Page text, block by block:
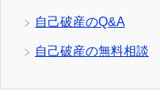
自己破産のQ&A
自己破産の無料相談